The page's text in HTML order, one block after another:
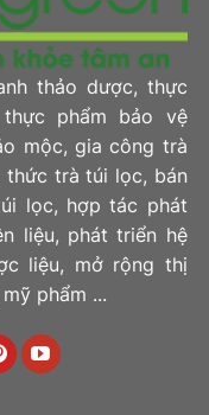
thảo dược, thực
phẩm bảo vệ
mộc, gia công trà
thức trà túi lọc, bán
lọc, hợp tác phát
liệu, phát triển hệ
liệu, mở rộng thị
phẩm ...